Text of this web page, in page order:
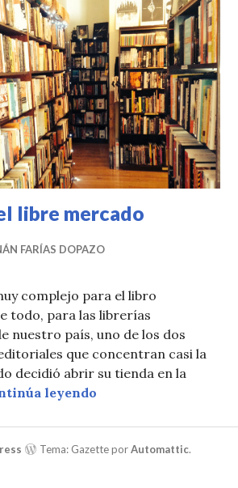
libre mercado
FARÍAS DOPAZO
complejo para el libro
todo, para las librerías
nuestro país, uno de los dos
que concentran casi la
decidió abrir su tienda en la
leyendo
Tema: Gazette porAutomattic.